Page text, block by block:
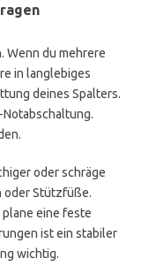
Wenn du mehrere
in langlebiges
deines Spalters.
oder schräge
oder Stützfüße.
eine feste
ist ein stabiler
wichtig.